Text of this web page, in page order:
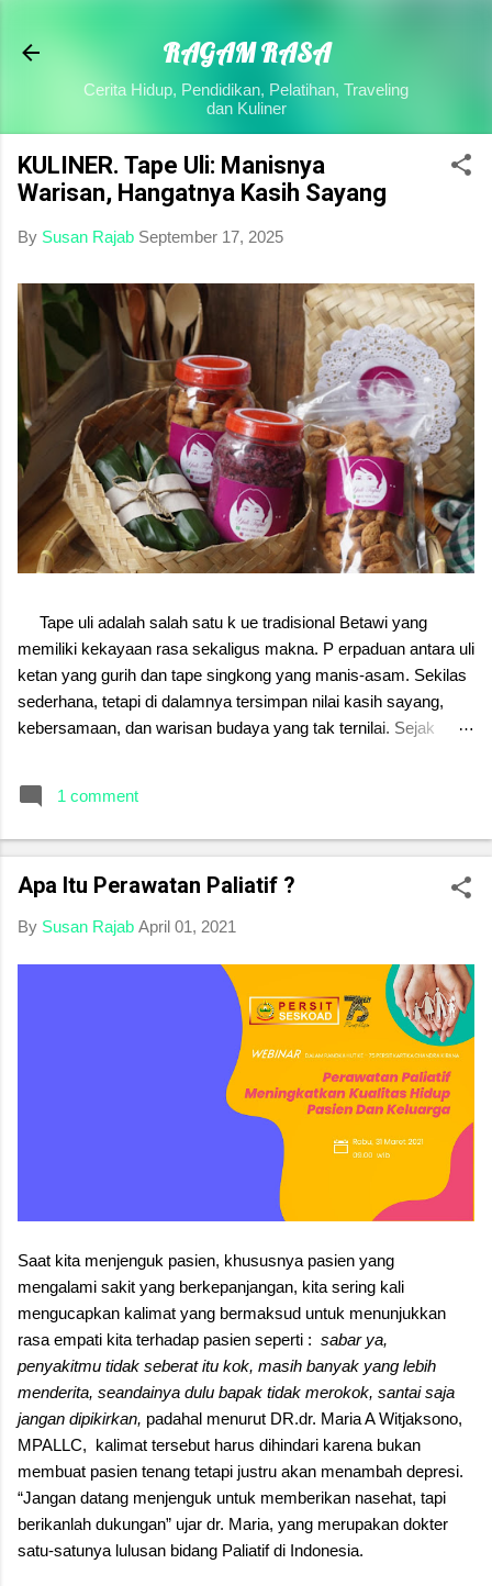
RAGAM RASA
Cerita Hidup, Pendidikan, Pelatihan, Traveling
dan Kuliner
KULINER. Tape Uli: Manisnya
Warisan, Hangatnya Kasih Sayang
By Susan Rajab September 17, 2025
Tape uli adalah salah satu k ue tradisional Betawi yang
memiliki kekayaan rasa sekaligus makna. P erpaduan antara uli
ketan yang gurih dan tape singkong yang manis-asam. Sekilas
sederhana, tetapi di dalamnya tersimpan nilai kasih sayang,
kebersamaan, dan warisan budaya yang tak ternilai. Sejak
pembuatannya mengajarkan kesabaran, ketelitian, sekaligus
gempuran makanan modern, menjaga tape uli berarti menjaga
jati diri. Melestarikan kue tradisional ini bukan sekadar
menghargai leluhur, serta menanamkan kebanggaan budaya
pada anak cucu. Mari kita jaga warisan ini. Karena melalui
sepiring tape uli, kita belajar bahwa cinta pada budaya dimulai
dari hal-hal sederhana, dari meja makan keluarga, hingga ke
hati yang penuh kasih. Order Tape Uli: 08527...
1 comment
Apa Itu Perawatan Paliatif ?
By Susan Rajab April 01, 2021
Saat kita menjenguk pasien, khususnya pasien yang
mengalami sakit yang berkepanjangan, kita sering kali
mengucapkan kalimat yang bermaksud untuk menunjukkan
rasa empati kita terhadap pasien seperti : sabar ya,
penyakitmu tidak seberat itu kok, masih banyak yang lebih
menderita, seandainya dulu bapak tidak merokok, santai saja
jangan dipikirkan, padahal menurut DR.dr. Maria A Witjaksono,
MPALLC, kalimat tersebut harus dihindari karena bukan
membuat pasien tenang tetapi justru akan menambah depresi.
“Jangan datang menjenguk untuk memberikan nasehat, tapi
berikanlah dukungan” ujar dr. Maria, yang merupakan dokter
satu-satunya lulusan bidang Paliatif di Indonesia.